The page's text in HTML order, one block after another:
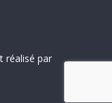
réalisé par